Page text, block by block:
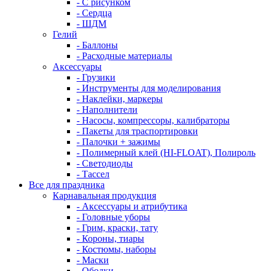
- С рисунком
- Сердца
- ШДМ
Гелий
- Баллоны
- Расходные материалы
Аксессуары
- Грузики
- Инструменты для моделирования
- Наклейки, маркеры
- Наполнители
- Насосы, компрессоры, калибраторы
- Пакеты для траспортировки
- Палочки + зажимы
- Полимерный клей (HI-FLOAT), Полироль
- Светодиоды
- Тассел
Все для праздника
Карнавальная продукция
- Аксессуары и атрибутика
- Головные уборы
- Грим, краски, тату
- Короны, тиары
- Костюмы, наборы
- Маски